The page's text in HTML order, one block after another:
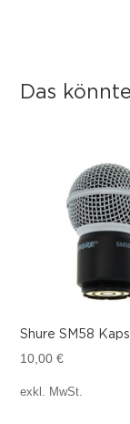
Das
Shure SM58
10,00€
exkl. MwSt.